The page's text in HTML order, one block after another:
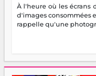
À l'heure où les écrans
d'images consommées
rappelle qu'une